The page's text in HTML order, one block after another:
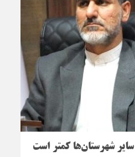
شهرستان‌ها کمتر است